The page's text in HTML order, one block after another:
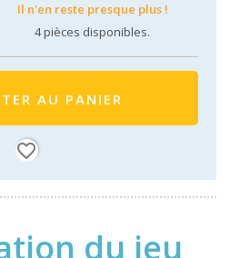
Il n'en reste presque plus !
4pièces disponibles.
AU PANIER
favorite_border
du jeu